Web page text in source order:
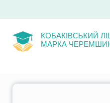
КОБАКІВСЬКИЙ
МАРКА